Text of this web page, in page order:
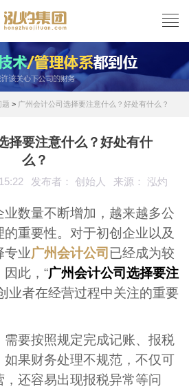
题 > 广州会计公司选择要注意什么？好处有什么？
择要注意什么？好处有什
么？
发布者： 创始人 来源： 泓灼
业数量不断增加，越来越多公
重要性。对于初创企业以及
专业广州会计公司 已经成为较
此，“广州会计公司选择要注
业者在经营过程中关注的重要
需要按照规定完成记账、报税
如果财务处理不规范，不仅可
还容易出现报税异常等问